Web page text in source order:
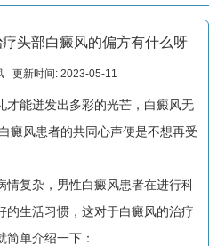
头部白癜风的偏方有什么呀
更新时间: 2023-05-11
能迸发出多彩的光芒，白癜风无
癜风患者的共同心声便是不想再受
复杂，男性白癜风患者在进行科
的生活习惯，这对于白癜风的治疗
单介绍一下：